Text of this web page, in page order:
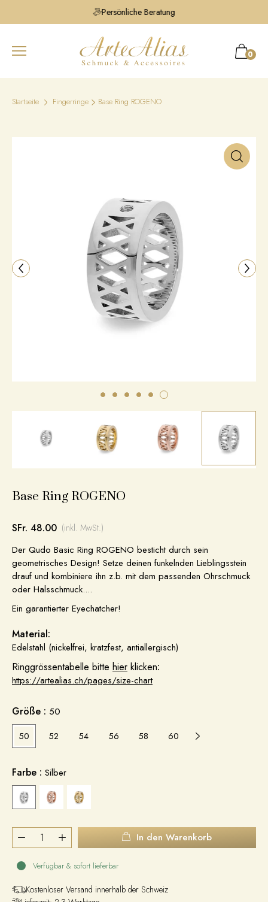
Persönliche Beratung
0
Startseite Fingerringe Base Ring ROGENO
Base Ring ROGENO
SFr. 48.00 (inkl. MwSt.)
Der Qudo Basic Ring ROGENO besticht durch sein
geometrisches Design! Setze deinen funkelnden Lieblingsstein
drauf und kombiniere ihn z.b. mit dem passenden Ohrschmuck
oder Halsschmuck....
Ein garantierter Eyechatcher!
Material:
Edelstahl (nickelfrei, kratzfest, antiallergisch)
Ringgrössentabelle bitte hier klicken:
https://artealias.ch/pages/size-chart
Größe : 50
50 52 54 56 58 60 62
Farbe : Silber
In den Warenkorb
Verfügbar & sofort lieferbar
Kostenloser Versand innerhalb der Schweiz